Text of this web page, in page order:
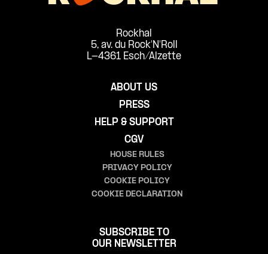
Rockhal
5, av. du Rock'N'Roll
L-4361 Esch/Alzette
ABOUT US
PRESS
HELP & SUPPORT
CGV
HOUSE RULES
PRIVACY POLICY
COOKIE POLICY
COOKIE DECLARATION
SUBSCRIBE TO
OUR NEWSLETTER